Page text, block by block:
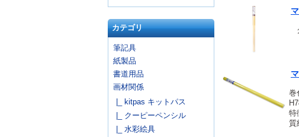
カテゴリ
筆記具
紙製品
書道用品
画材関係
|_ kitpas キットパス
|_ クーピーペンシル
|_ 水彩絵具
巻
特
質